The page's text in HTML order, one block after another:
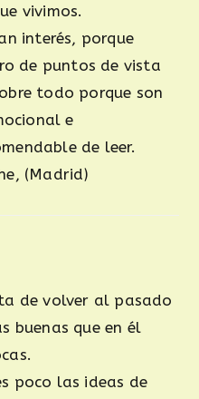
vivimos.
interés, porque
de puntos de vista
todo porque son
e
de leer.
(Madrid)
de volver al pasado
buenas que en él
poco las ideas de